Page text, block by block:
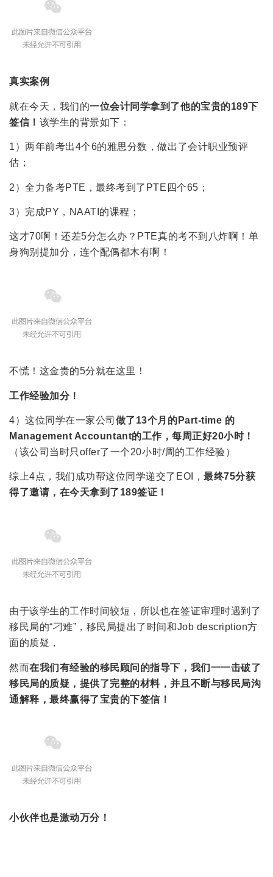
真实案例
就在今天，我们的一位会计同学拿到了他的宝贵的189下
签信！ 该学生的背景如下：
1）两年前考出4个6的雅思分数，做出了会计职业预评
估；
2）全力备考PTE，最终考到了PTE四个65；
3）完成PY，NAATI的课程；
这才70啊！还差5分怎么办？PTE真的考不到八炸啊！单
身狗别提加分，连个配偶都木有啊！
不慌！这金贵的5分就在这里！
工作经验加分！
4）这位同学在一家公司 做了13个月的Part-time 的
Management Accountant的工作，每周正好20小时！
（该公司当时只offer了一个20小时/周的工作经验）
综上4点，我们成功帮这位同学递交了EOI，最终75分获
得了邀请，在今天拿到了189签证！
由于该学生的工作时间较短，所以也在签证审理时遇到了
移民局的“刁难”，移民局提出了时间和Job description方
面的质疑，
然而在我们有经验的移民顾问的指导下，我们一一击破了
移民局的质疑，提供了完整的材料，并且不断与移民局沟
通解释，最终赢得了宝贵的下签信！
小伙伴也是激动万分！